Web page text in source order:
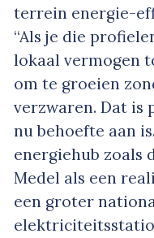
terrein energie-
“Als je die
lokaal vermogen
om te groeien
verzwaren. Dat is
nu behoefte aan
energiehub zoals
Medel als een
een groter